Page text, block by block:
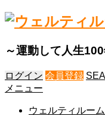
～運動して人生
ログイン 会員登録
メニュー
ウェルティルー